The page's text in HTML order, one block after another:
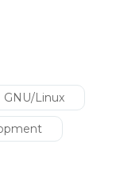
GNU/Linux